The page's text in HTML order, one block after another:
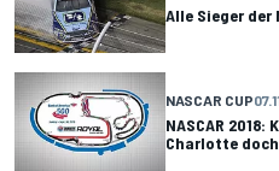
Alle Sieger der
NASCAR CUP
NASCAR
Charlotte